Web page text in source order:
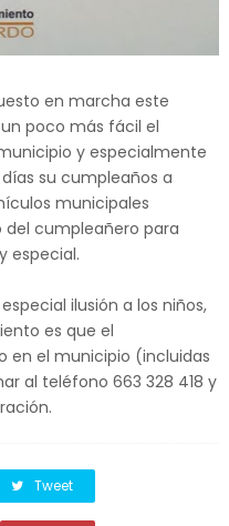
en marcha este
poco más fácil el
y especialmente
su cumpleaños a
municipales
cumpleañero para
especial.
ilusión a los niños,
es que el
en el municipio (incluidas
al teléfono 663 328 418 y
Tweet